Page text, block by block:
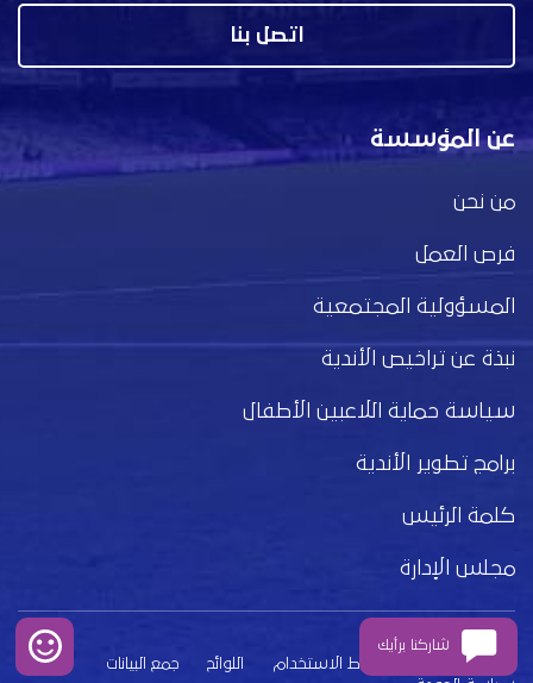
اتصل بنا
عن المؤسسة
من نحن
فرص العمل
المسؤولية المجتمعية
نبذة عن تراخيص الأندية
سياسة حماية اللاعبين الأطفال
برامج تطوير الأندية
كلمة الرئيس
مجلس الإدارة
بيان الخصوصية شروط الاستخدام اللوائح
جمع البيانات
شاركنا برأيك